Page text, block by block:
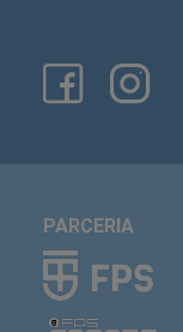
PARCERIA